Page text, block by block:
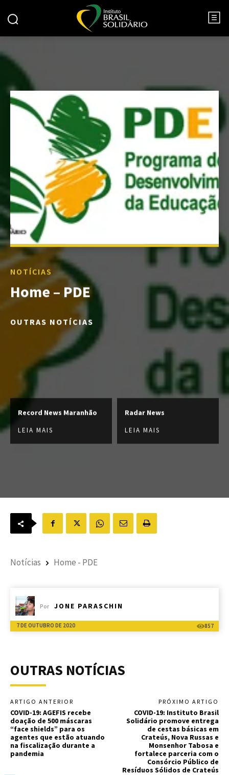
NOTÍCIAS
Home – PDE
OUTRAS NOTÍCIAS
Record News Maranhão
LEIA MAIS
Radar News
LEIA MAIS
Notícias Home - PDE
Por JONE PARASCHIN
7 DE OUTUBRO DE 2020 857
OUTRAS NOTÍCIAS
ARTIGO ANTERIOR
COVID-19: AGEFIS recebe
doação de 500 máscaras
“face shields” para os
agentes que estão atuando
na fiscalização durante a
pandemia
PRÓXIMO ARTIGO
COVID-19: Instituto Brasil
Solidário promove entrega
de cestas básicas em
Crateús, Nova Russas e
Monsenhor Tabosa e
fortalece parceria com o
Consórcio Público de
Resíduos Sólidos de Crateús